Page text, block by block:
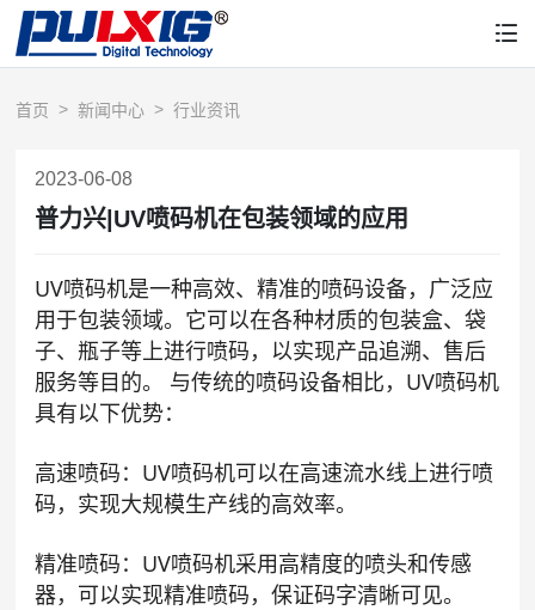
首页 新闻中心 行业资讯
2023-06-08
普力兴|UV喷码机在包装领域的应用
UV喷码机是一种高效、精准的喷码设备，广泛应
用于包装领域。它可以在各种材质的包装盒、袋
子、瓶子等上进行喷码，以实现产品追溯、售后
服务等目的。 与传统的喷码设备相比，UV喷码机
具有以下优势：
高速喷码：UV喷码机可以在高速流水线上进行喷
码，实现大规模生产线的高效率。
精准喷码：UV喷码机采用高精度的喷头和传感
器，可以实现精准喷码，保证码字清晰可见。